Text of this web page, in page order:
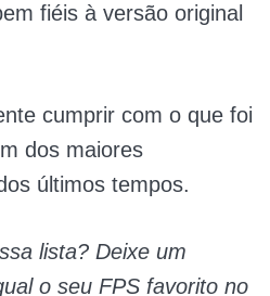
fiéis à versão original
cumprir com o que foi
dos maiores
últimos tempos.
lista? Deixe um
o seu FPS favorito no